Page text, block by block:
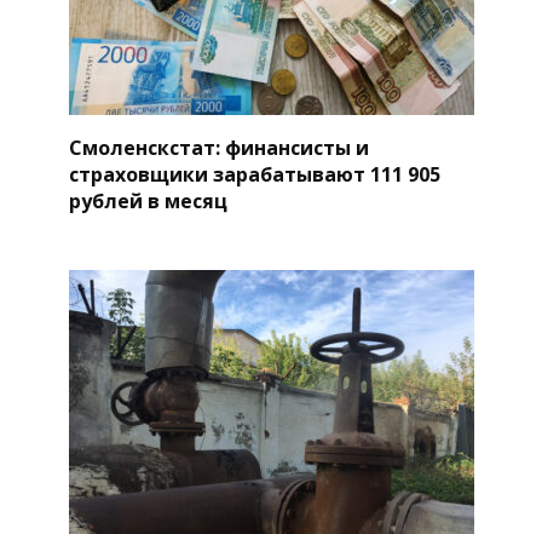
Смоленскстат: финансисты и
страховщики зарабатывают 111 905
рублей в месяц